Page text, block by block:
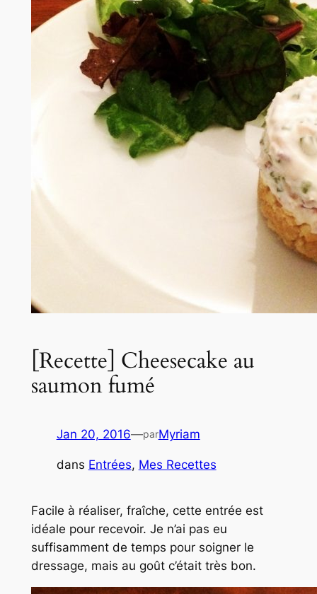
[Recette] Cheesecake au
saumon fumé
Jan 20, 2016—parMyriam
dans Entrées, Mes Recettes
Facile à réaliser, fraîche, cette entrée est
idéale pour recevoir. Je n’ai pas eu
suffisamment de temps pour soigner le
dressage, mais au goût c’était très bon.